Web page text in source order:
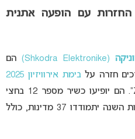
עם הופעה אתנית
(Shkodra Elektronike)
הם
חזרה על
בימת אירוויזיון 2025
, עם השיר “Zjerm”. הם יופיעו כשיר מספר 12 בחצי
הגמר הראשון ב-13 במאי. בתחרות השנה יתמודדו 37 מדינות, כולל